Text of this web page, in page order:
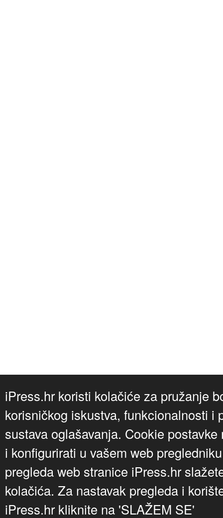
iPress.hr koristi kolačiće za pružanje
korisničkog iskustva, funkcionalnosti i
sustava oglašavanja. Cookie
i konfigurirati u vašem web
pregleda web stranice iPress.hr
kolačića. Za nastavak pregleda i
iPress.hr kliknite na 'SLAŽEM SE'